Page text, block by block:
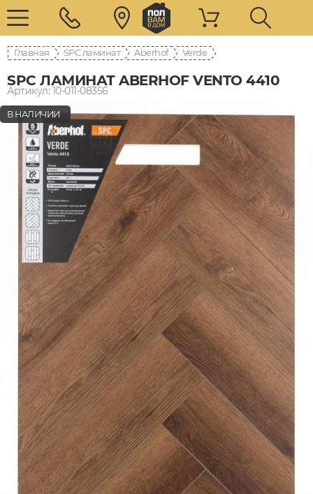
Главная SPC ламинат Aberhof Verde
SPC ЛАМИНАТ ABERHOF VENTO 4410
Артикул: 10-011-08356
В НАЛИЧИИ